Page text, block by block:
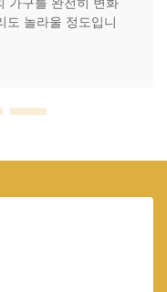
도 놀라울 정도입니